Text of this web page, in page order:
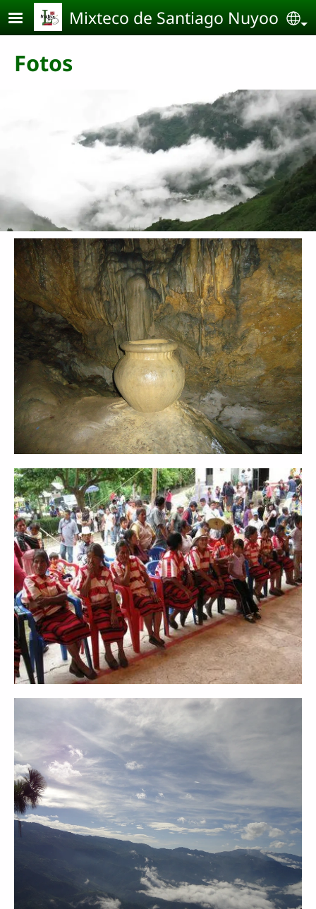
Pasar al contenido principal
Mixteco de Santiago Nuyoo
Fotos